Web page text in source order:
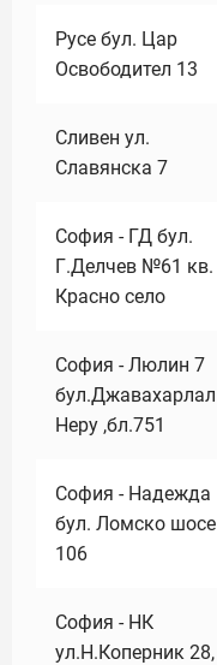
Русе бул. Цар
Освободител 13
Сливен ул.
Славянска 7
София - ГД бул.
Г.Делчев №61 кв.
Красно село
София - Люлин 7
бул.Джавахарлал
Неру ,бл.751
София - Надежда
бул. Ломско шосе
106
София - НК
ул.Н.Коперник 28,